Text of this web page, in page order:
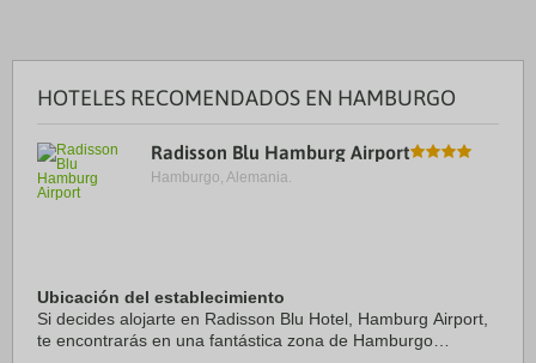
HOTELES RECOMENDADOS EN HAMBURGO
Radisson Blu Hamburg Airport
Hamburgo, Alemania.
Ubicación del establecimiento
Si decides alojarte en Radisson Blu Hotel, Hamburg Airport,
te encontrarás en una fantástica zona de Hamburgo